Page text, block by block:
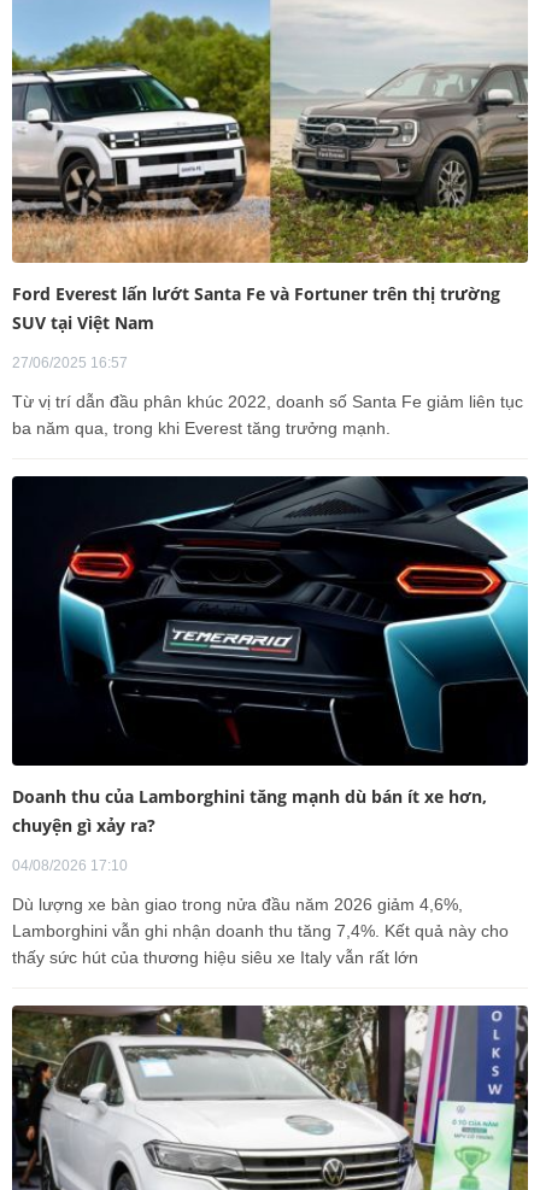
Ford Everest lấn lướt Santa Fe và Fortuner trên thị trường
SUV tại Việt Nam
27/06/2025 16:57
Từ vị trí dẫn đầu phân khúc 2022, doanh số Santa Fe giảm liên tục
ba năm qua, trong khi Everest tăng trưởng mạnh.
Doanh thu của Lamborghini tăng mạnh dù bán ít xe hơn,
chuyện gì xảy ra?
04/08/2026 17:10
Dù lượng xe bàn giao trong nửa đầu năm 2026 giảm 4,6%,
Lamborghini vẫn ghi nhận doanh thu tăng 7,4%. Kết quả này cho
thấy sức hút của thương hiệu siêu xe Italy vẫn rất lớn